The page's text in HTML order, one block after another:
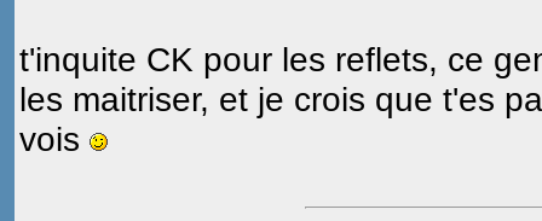
t'inquite CK pour les reflets, ce
les maitriser, et je crois que t'es
vois